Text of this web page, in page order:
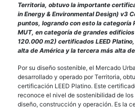
Territoria, obtuvo la importante
in Energy & Environmental Design) v3
puntos, logrando con esto la categoría
MUT, en categoría de grandes
120.000 m2) certificados LEED
alta de América y la tercera más alta
Por su diseño sostenible, el Mercado
desarrollado y operado por Territoria,
certificación LEED Platino. Este
reconoce el nivel de sostenibilidad de
diseño, construcción y operación. Es la